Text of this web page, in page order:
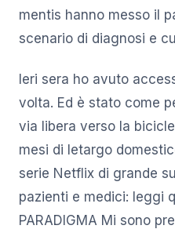
mentis hanno messo il
scenario di diagnosi e
Ieri sera ho avuto
volta. Ed è stato come
via libera verso la
mesi di letargo
serie Netflix di grande
pazienti e medici: leggi
PARADIGMA Mi sono